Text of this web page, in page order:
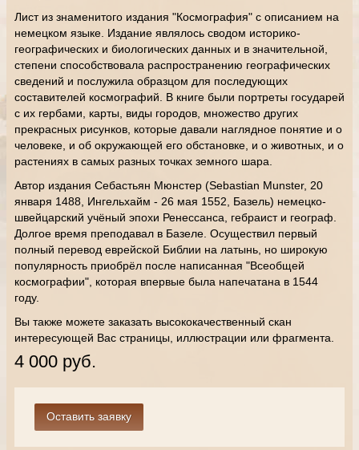
Лист из знаменитого издания "Космография" с описанием на
немецком языке. Издание являлось сводом историко-
географических и биологических данных и в значительной,
степени способствовала распространению географических
сведений и послужила образцом для последующих
составителей космографий. В книге были портреты государей
с их гербами, карты, виды городов, множество других
прекрасных рисунков, которые давали наглядное понятие и о
человеке, и об окружающей его обстановке, и о животных, и о
растениях в самых разных точках земного шара.
Автор издания Себастьян Мюнстер (Sebastian Munster, 20
января 1488, Ингельхайм - 26 мая 1552, Базель) немецко-
швейцарский учёный эпохи Ренессанса, гебраист и географ.
Долгое время преподавал в Базеле. Осуществил первый
полный перевод еврейской Библии на латынь, но широкую
популярность приобрёл после написанная "Всеобщей
космографии", которая впервые была напечатана в 1544
году.
Вы также можете заказать высококачественный скан
интересующей Вас страницы, иллюстрации или фрагмента.
4 000 руб.